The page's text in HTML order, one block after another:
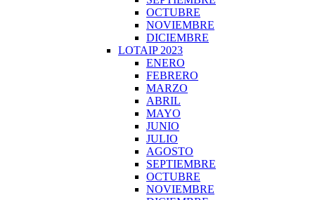
OCTUBRE
NOVIEMBRE
DICIEMBRE
LOTAIP 2023
ENERO
FEBRERO
MARZO
ABRIL
MAYO
JUNIO
JULIO
AGOSTO
SEPTIEMBRE
OCTUBRE
NOVIEMBRE